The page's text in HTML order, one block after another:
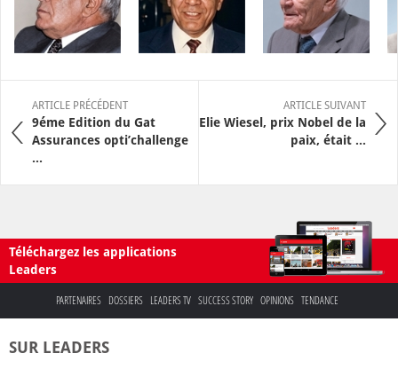
ARTICLE PRÉCÉDENT
9éme Edition du Gat
Assurances opti’challenge
...
ARTICLE SUIVANT
Elie Wiesel, prix Nobel de la
paix, était ...
Téléchargez les applications
Leaders
PARTENAIRES DOSSIERS LEADERS TV SUCCESS STORY OPINIONS TENDANCE
SUR LEADERS